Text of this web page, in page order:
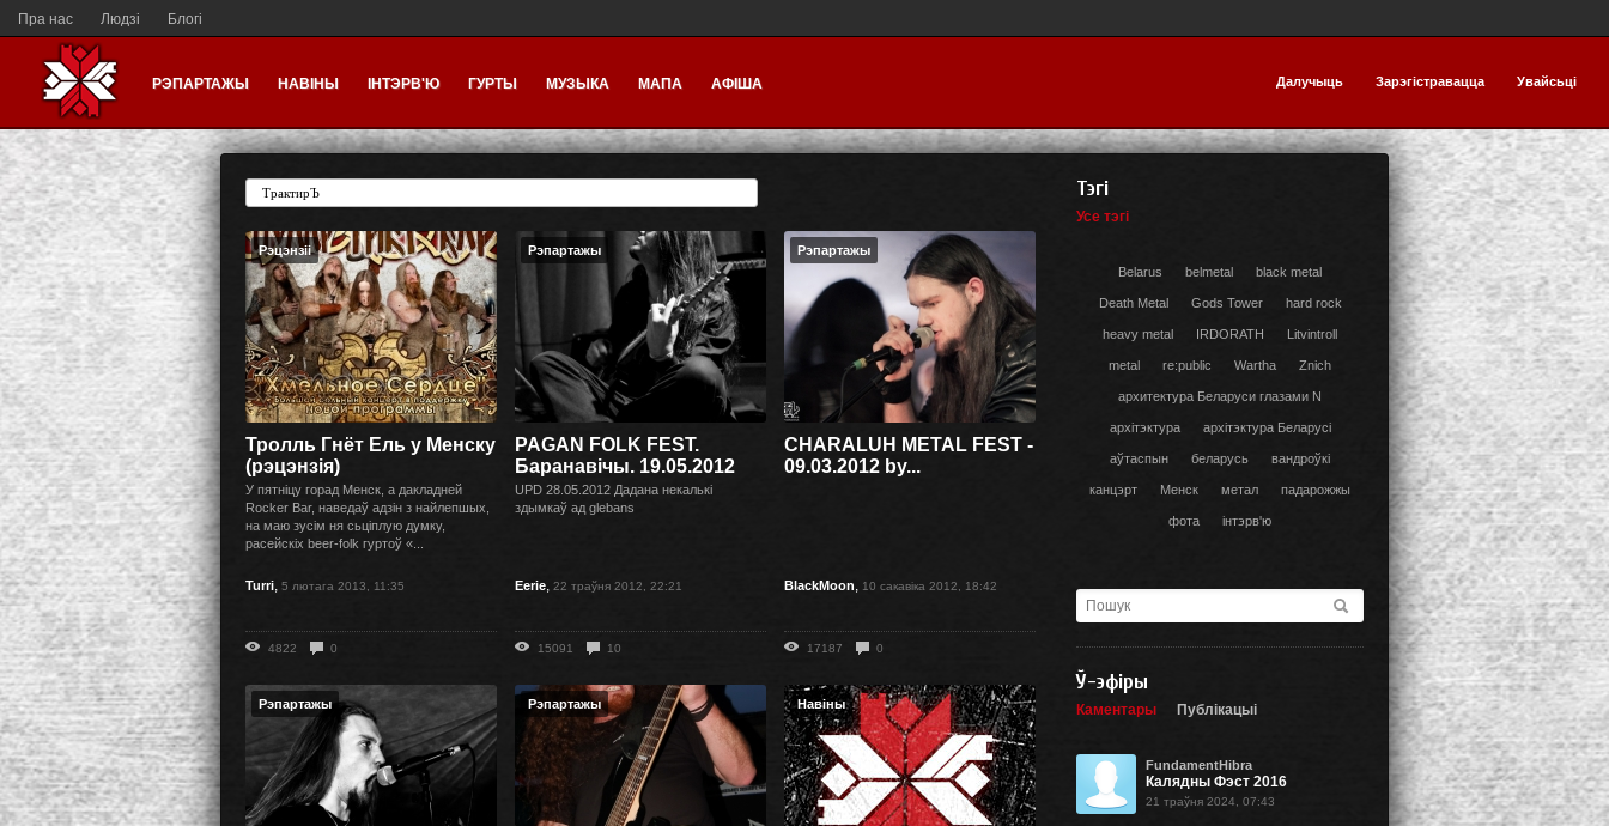
Пра нас Людзі Блогі
Далучыць Зарэгістравацца Увайсьці
РЭПАРТАЖЫ НАВІНЫ ІНТЭРВ'Ю ГУРТЫ МУЗЫКА МАПА АФІША
Тэгі
Усе тэгі
Belarus belmetal black metal
Death Metal Gods Tower hard rock
heavy metal IRDORATH Litvintroll
metal re:public Wartha Znich
архитектура Беларуси глазами N
архітэктура архітэктура Беларусі
аўтаспын беларусь вандроўкі
канцэрт Менск метал падарожжы
фота інтэрв'ю
Ў-эфіры
Каментары Публікацыі
FundamentHibra
Калядны Фэст 2016
21 траўня 2024, 07:43
Рэцэнзіі
Тролль Гнёт Ель у Менску
(рэцэнзія)
У пятніцу горад Менск, а дакладней
Rocker Bar, наведаў адзін з найлепшых,
на маю зусім ня сьціплую думку,
расейскіх beer-folk гуртоў «...
Turri, 5 лютага 2013, 11:35
4822 0
Рэпартажы
PAGAN FOLK FEST.
Баранавічы. 19.05.2012
UPD 28.05.2012 Дадана некалькi
здымкаў ад glebans
Eerie, 22 траўня 2012, 22:21
15091 10
Рэпартажы
CHARALUH METAL FEST -
09.03.2012 by...
BlackMoon, 10 сакавіка 2012, 18:42
17187 0
Рэпартажы Рэпартажы Навіны